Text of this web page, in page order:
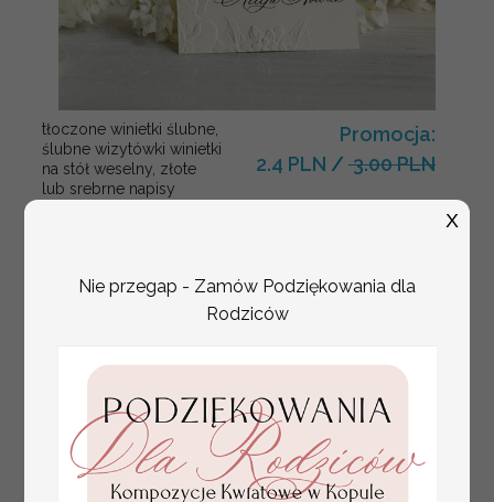
tłoczone winietki ślubne,
ślubne wizytówki winietki
na stół weselny, złote
lub srebrne napisy
Promocja:
2.4 PLN / 3.00 PLN
Nie przegap - Zamów Podziękowania dla
Rodziców
X